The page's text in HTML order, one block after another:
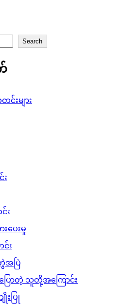
Search
းများ
း
း
ပေးမှု
း
ပြဲ
ောတဲ့ သူတို့အကြောင်း
းပြု